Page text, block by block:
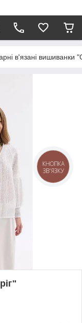
в'язані вишиванки
КНОПКА
ЗВ'ЯЗКУ